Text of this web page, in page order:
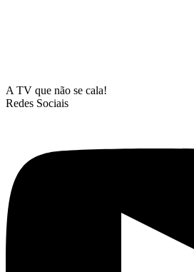
A TV que não se cala!
Redes Sociais